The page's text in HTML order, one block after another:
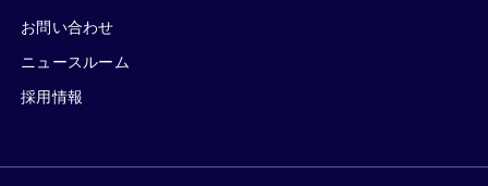
お問い合わせ
ニュースルーム
採用情報